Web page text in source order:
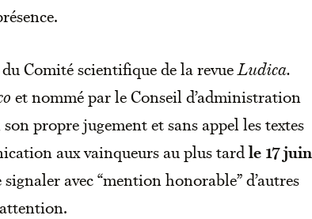
Comité scientifique de la revue Ludica.
et nommé par le Conseil d’administration
propre jugement et sans appel les textes
aux vainqueurs au plus tardle 17 juin
signaler avec “mention honorable” d’autres